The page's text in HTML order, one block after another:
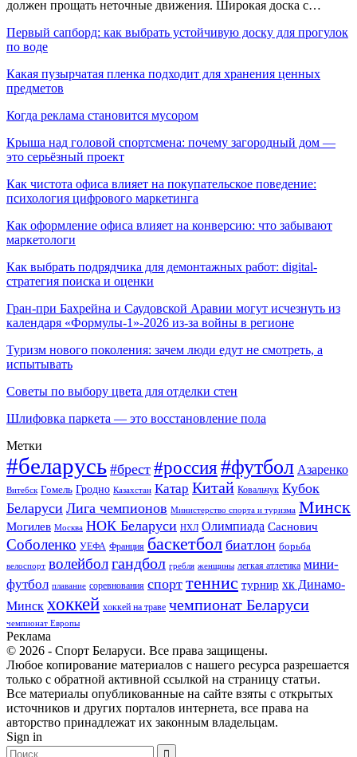
должен прощать неточные движения. Широкая доска с…
Первый сапборд: как выбрать устойчивую доску для прогулок
по воде
Какая пузырчатая пленка подходит для хранения ценных
предметов
Когда реклама становится мусором
Крыша над головой спортсмена: почему загородный дом —
это серьёзный проект
Как чистота офиса влияет на покупательское поведение:
психология цифрового маркетинга
Как оформление офиса влияет на конверсию: что забывают
маркетологи
Как выбрать подрядчика для демонтажных работ: digital-
стратегия поиска и оценки
Гран-при Бахрейна и Саудовской Аравии могут исчезнуть из
календаря «Формулы-1»-2026 из-за войны в регионе
Туризм нового поколения: зачем люди едут не смотреть, а
испытывать
Советы по выбору цвета для отделки стен
Шлифовка паркета — это восстановление пола
Метки
#беларусь #брест #россия#футбол Азаренко
Витебск Гомель Гродно Казахстан Катар Китай Ковальчук Кубок
Беларуси Лига чемпионов Министерство спорта и туризма Минск
Могилев Москва НОК Беларуси НХЛ Олимпиада Саснович
Соболенко УЕФА Франция баскетбол биатлон борьба
велоспорт волейболгандбол гребля женщины легкая атлетика мини-
футбол плавание соревнования спорт теннис турнир хк Динамо-
Минск хоккей хоккей на траве чемпионат Беларуси
чемпионат Европы
Реклама
© 2026 - Спорт Беларуси. Все права защищены.
Любое копирование материалов с нашего ресурса разрешается
только с обратной активной ссылкой на страницу статьи.
Все материалы опубликованные на сайте взяты с открытых
источников и других порталов интернета, все права на
авторство принадлежат их законным владельцам.
Sign in